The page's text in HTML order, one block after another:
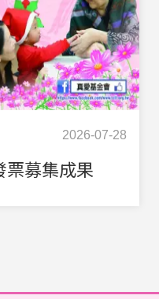
2026-07-28
票募集成果